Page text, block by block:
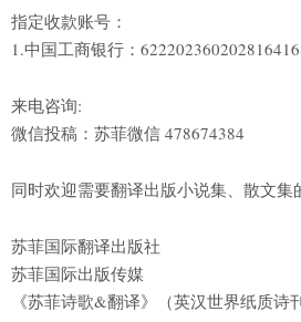
指定收款账号：
1.中国工商银行：
来电咨询:
微信投稿：苏菲微信 478674384
同时欢迎需要翻译出版小说集、散文集
苏菲国际翻译出版社
苏菲国际出版传媒
《苏菲诗歌&翻译》（英汉世界纸质诗